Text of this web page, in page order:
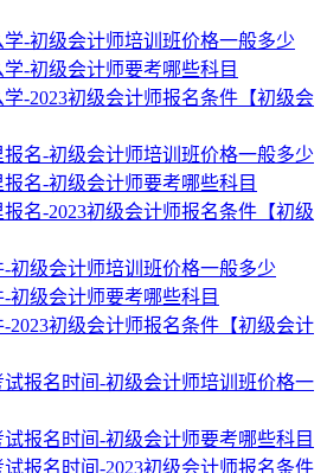
-初级会计师培训班价格一般多少
-初级会计师要考哪些科目
-2023初级会计师报名条件【初级会
名-初级会计师培训班价格一般多少
名-初级会计师要考哪些科目
名-2023初级会计师报名条件【初级
初级会计师培训班价格一般多少
初级会计师要考哪些科目
2023初级会计师报名条件【初级会计
试报名时间-初级会计师培训班价格一
报名时间-初级会计师要考哪些科目
报名时间-2023初级会计师报名条件